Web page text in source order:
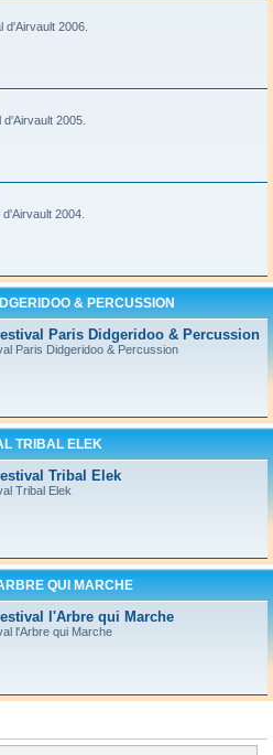
d'Airvault 2006.
2005.
2004.
& PERCUSSION
Paris Didgeridoo & Percussion
Paris Didgeridoo & Percussion
TRIBAL ELEK
Tribal Elek
Tribal Elek
QUI MARCHE
l'Arbre qui Marche
l'Arbre qui Marche